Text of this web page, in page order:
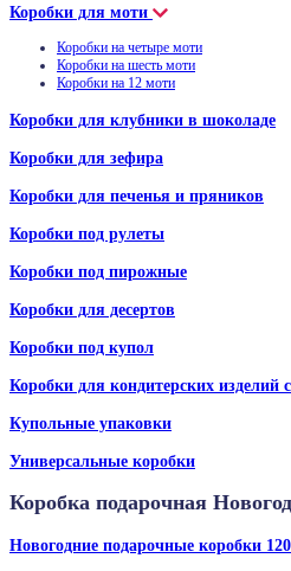
Коробки для моти
Коробки на четыре моти
Коробки на шесть моти
Коробки на 12 моти
Коробки для клубники в шоколаде
Коробки для зефира
Коробки для печенья и пряников
Коробки под рулеты
Коробки под пирожные
Коробки для десертов
Коробки под купол
Коробки для кондитерских
Купольные упаковки
Универсальные коробки
Коробка подарочная
Новогодние подарочные коробки